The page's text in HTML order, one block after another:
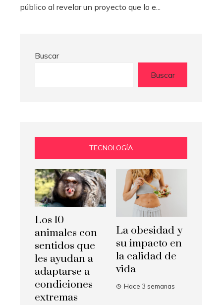
público al revelar un proyecto que lo e...
Buscar
Buscar
TECNOLOGÍA
Los 10
animales con
sentidos que
les ayudan a
adaptarse a
condiciones
extremas
La obesidad y
su impacto en
la calidad de
vida
Hace 3 semanas